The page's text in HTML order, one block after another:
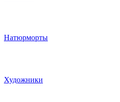
Натюрморты
Художники